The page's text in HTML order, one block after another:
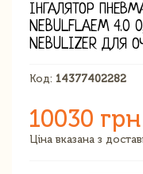
ІНГАЛЯТОР
NEBULFLAEM 4.0
NEBULIZER ДЛЯ
Код: 14377402282
10030 грн
Ціна вказана з